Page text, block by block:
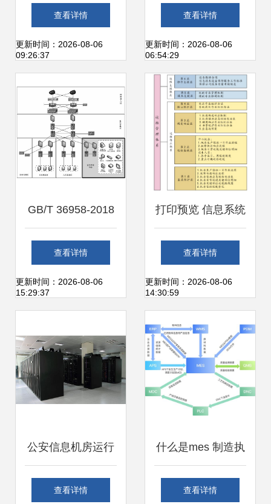
与IPMS流程体系
核心理念与系统运
查看详情
更新时间：2026-08-06
09:26:37
应用与信息系统运
行维护服务
查看详情
更新时间：2026-08-06
06:54:29
GB/T 36958-2018
信息安全技术 网络
安全等级保护安全
信息系统运行维护
服务
查看详情
更新时间：2026-08-06
15:29:37
打印预览 信息系统
运行维护服务的关
键环节与优化策略
查看详情
更新时间：2026-08-06
14:30:59
公安信息机房运行
维护系统解决方案
查看详情
什么是mes 制造执
行系统 mes系统的
查看详情